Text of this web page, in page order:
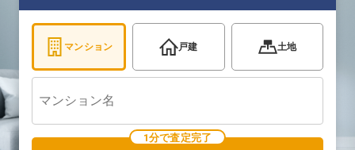
マンション 戸建 土地
1分で査定完了